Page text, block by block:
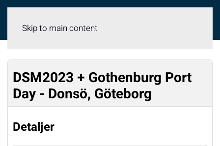
Skip to main content
DSM2023 + Gothenburg Port
Day - Donsö, Göteborg
Detaljer